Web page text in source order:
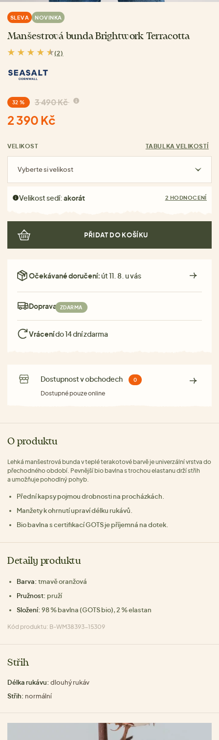
SLEVA NOVINKA
Manšestrová bunda Brightwork Terracotta
(2)
32 % 3 490 Kč
2 390 Kč
VELIKOST TABULKA VELIKOSTÍ
Vyberte si velikost
Velikost sedí:akorát 2 HODNOCENÍ
PŘIDAT DO KOŠÍKU
Očekávané doručení:út 11. 8. u vás
Doprava: ZDARMA
Vrácenído 14 dní zdarma
Dostupnost v obchodech 0
Dostupné pouze online
O produktu
Lehká manšestrová bunda v teplé terakotové barvě je univerzální vrstva do
přechodného období. Pevnější bio bavlna s trochou elastanu drží střih
a umožňuje pohodlný pohyb.
Přední kapsy pojmou drobnosti na procházkách.
Manžety k ohrnutí upraví délku rukávů.
Bio bavlna s certifikací GOTS je příjemná na dotek.
Detaily produktu
Barva: tmavě oranžová
Pružnost: pruží
Složení: 98 % bavlna (GOTS bio), 2 % elastan
Kód produktu: B-WM38393-15309
Střih
Délka rukávu: dlouhý rukáv
Střih: normální